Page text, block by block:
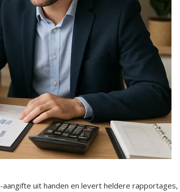
uit handen en levert heldere rapportages,